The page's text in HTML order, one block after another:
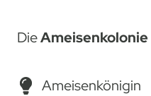
DieAmeisenkolonie
Ameisenkönigin